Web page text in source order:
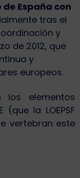
España con
tras el
y
de 2012, que
y
europeos.
los elementos
la LOEPSF
vertebran este